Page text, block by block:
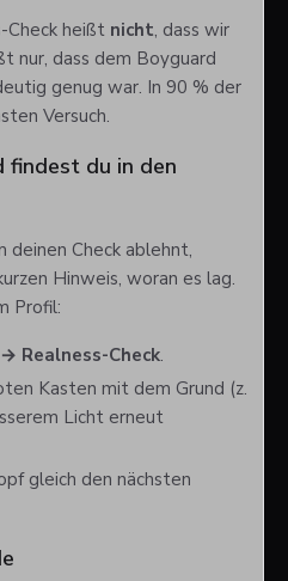
Check heißt nicht, dass wir
nur, dass dem Boyguard
genug war. In 90 % der
Versuch.
findest du in den
deinen Check ablehnt,
Hinweis, woran es lag.
Profil:
Realness-Check.
Kasten mit dem Grund (z.
Licht erneut
gleich den nächsten